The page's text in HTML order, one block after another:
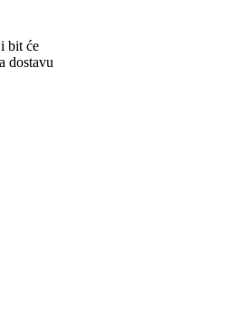
bit će
dostavu